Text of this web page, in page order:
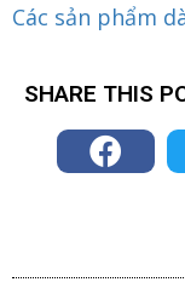
Các sản phẩm
SHARE THIS